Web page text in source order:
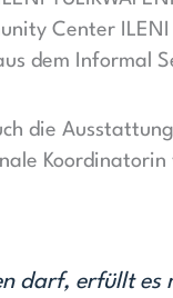
Center ILENI
dem Informal
die
Koordinatorin
darf, erfüllt es